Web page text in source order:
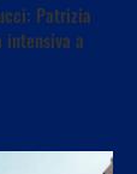
Patrizia
a